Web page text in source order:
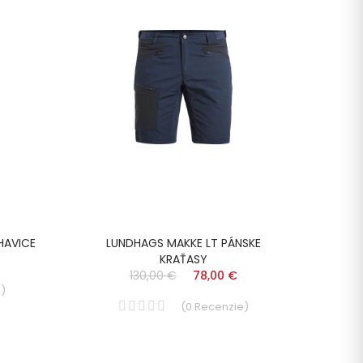
)
LUNDHAGS MAKKE LT PÁNSKE
KRAŤASY
130,00 €
78,00 €
(0 Recenzie)